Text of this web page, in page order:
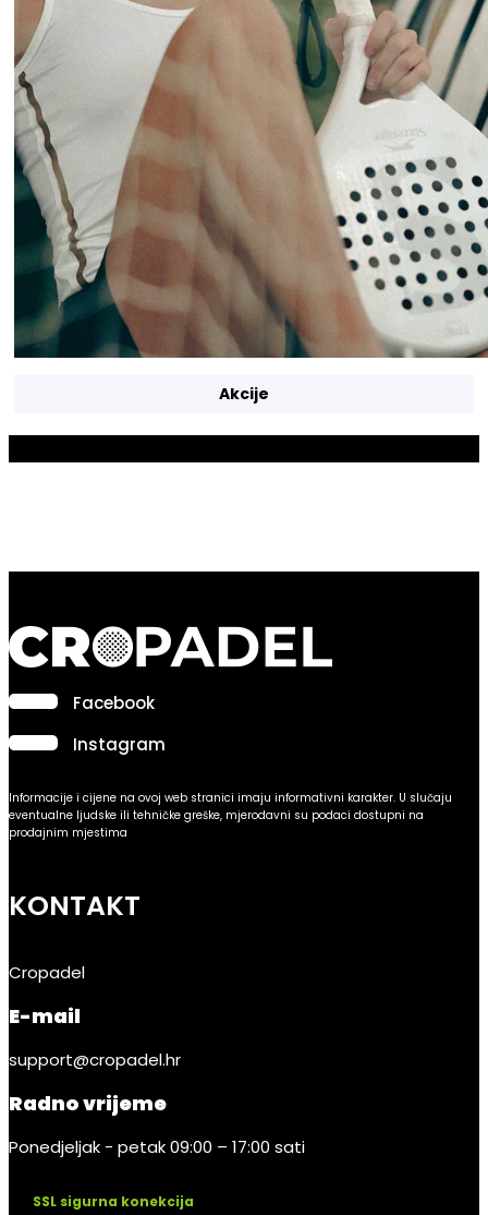
Akcije
Facebook
Instagram
Informacije i cijene na ovoj web stranici imaju informativni karakter. U slučaju
eventualne ljudske ili tehničke greške, mjerodavni su podaci dostupni na
prodajnim mjestima
KONTAKT
Cropadel
E-mail
support@cropadel.hr
Radno vrijeme
Ponedjeljak - petak 09:00 – 17:00 sati
SSL sigurna konekcija